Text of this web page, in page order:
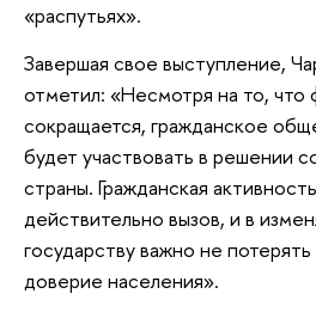
«распутьях».
Завершая свое выступление,
отметил: «Несмотря на то,
сокращается, гражданское
будет участвовать в решении
страны. Гражданская
действительно вызов, и в
государству важно не
доверие населения».